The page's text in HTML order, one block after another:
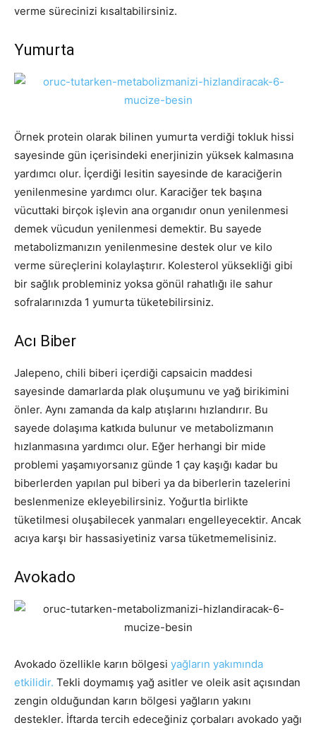
verme sürecinizi kısaltabilirsiniz.
Yumurta
Örnek protein olarak bilinen yumurta verdiği tokluk hissi
sayesinde gün içerisindeki enerjinizin yüksek kalmasına
yardımcı olur. İçerdiği lesitin sayesinde de karaciğerin
yenilenmesine yardımcı olur. Karaciğer tek başına
vücuttaki birçok işlevin ana organıdır onun yenilenmesi
demek vücudun yenilenmesi demektir. Bu sayede
metabolizmanızın yenilenmesine destek olur ve kilo
verme süreçlerini kolaylaştırır. Kolesterol yüksekliği gibi
bir sağlık probleminiz yoksa gönül rahatlığı ile sahur
sofralarınızda 1 yumurta tüketebilirsiniz.
Acı Biber
Jalepeno, chili biberi içerdiği capsaicin maddesi
sayesinde damarlarda plak oluşumunu ve yağ birikimini
önler. Aynı zamanda da kalp atışlarını hızlandırır. Bu
sayede dolaşıma katkıda bulunur ve metabolizmanın
hızlanmasına yardımcı olur. Eğer herhangi bir mide
problemi yaşamıyorsanız günde 1 çay kaşığı kadar bu
biberlerden yapılan pul biberi ya da biberlerin tazelerini
beslenmenize ekleyebilirsiniz. Yoğurtla birlikte
tüketilmesi oluşabilecek yanmaları engelleyecektir. Ancak
acıya karşı bir hassasiyetiniz varsa tüketmemelisiniz.
Avokado
Avokado özellikle karın bölgesi yağların yakımında
etkilidir. Tekli doymamış yağ asitler ve oleik asit açısından
zengin olduğundan karın bölgesi yağların yakını
destekler. İftarda tercih edeceğiniz çorbaları avokado yağı